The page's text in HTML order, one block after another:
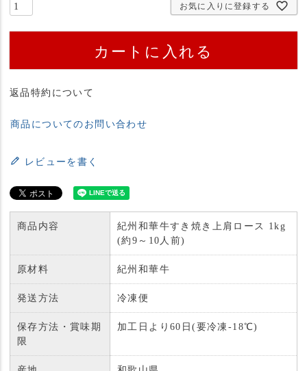
お気に入りに登録する
カートに入れる
返品特約について
商品についてのお問い合わせ
レビューを書く
商品内容
紀州和華牛すき焼き上肩ロース 1kg
(約9～10人前)
原材料 紀州和華牛
発送方法 冷凍便
保存方法・賞味期
限
加工日より60日(要冷凍-18℃)